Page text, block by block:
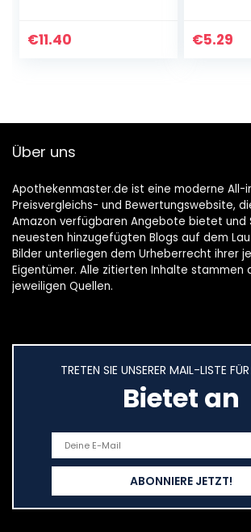
€11.40 €5.29
Über uns
Apothekenmaster.de ist eine moderne All-
Preisvergleichs- und Bewertungswebsite,
Amazon verfügbaren Angebote bietet und
neuesten hinzugefügten Blogs auf dem
Bilder unterliegen dem Urheberrecht ihrer
Eigentümer. Alle zitierten Inhalte stammen
jeweiligen Quellen.
TRETEN SIE UNSERER MAIL-LISTE
Bietet an